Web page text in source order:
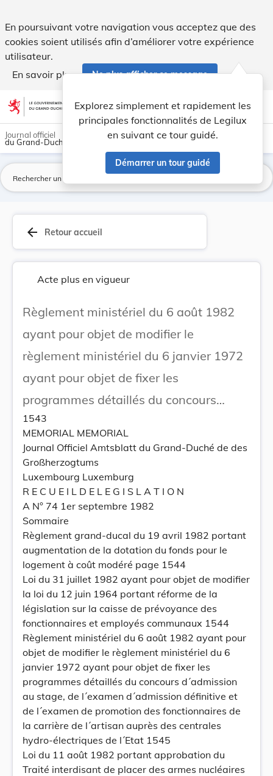
En poursuivant votre navigation vous acceptez que des
cookies soient utilisés afin d’améliorer votre expérience
utilisateur.
En savoir plus
Ne plus afficher ce message
Aller au contenu account_circle help Aide
Explorez simplement et rapidement les
principales fonctionnalités de Legilux
en suivant ce tour guidé.
Démarrer un tour guidé
light_mode dark_mode
Journal officiel
du Grand-Duché de Luxembourg
arrow_back Retour accueil
Acte plus en vigueur
Règlement ministériel du 6 août 1982
ayant pour objet de modifier le
règlement ministériel du 6 janvier 1972
ayant pour objet de fixer les
programmes détaillés du concours
d'admission au stage, de l'examen
d'admission définitive et de l'examen de
promotion des fonctionnaires de la
carrière de l'artisan auprès des
centrales hydro-électriques de l'Etat.
1543
MEMORIAL MEMORIAL
Journal Officiel Amtsblatt du Grand-Duché de des
Großherzogtums
Luxembourg Luxemburg
R E C U E I L D E L E G I S L A T I O N
A N° 74 1er septembre 1982
Sommaire
Règlement grand-ducal du 19 avril 1982 portant
augmentation de la dotation du fonds pour le
logement à coût modéré page 1544
Loi du 31 juillet 1982 ayant pour objet de modifier
la loi du 12 juin 1964 portant réforme de la
législation sur la caisse de prévoyance des
fonctionnaires et employés communaux 1544
Règlement ministériel du 6 août 1982 ayant pour
objet de modifier le règlement ministériel du 6
janvier 1972 ayant pour objet de fixer les
programmes détaillés du concours d´admission
au stage, de l´examen d´admission définitive et
de l´examen de promotion des fonctionnaires de
la carrière de l´artisan auprès des centrales
hydro-électriques de l´Etat 1545
Loi du 11 août 1982 portant approbation du
Traité interdisant de placer des armes nucléaires